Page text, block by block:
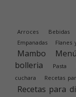
Arroces Bebidas
Empanadas Flanes
Mambo
bolleria
Pasta
cuchara
Recetas
Recetas para